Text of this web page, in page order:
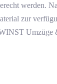
werden.
zur
Umzüge